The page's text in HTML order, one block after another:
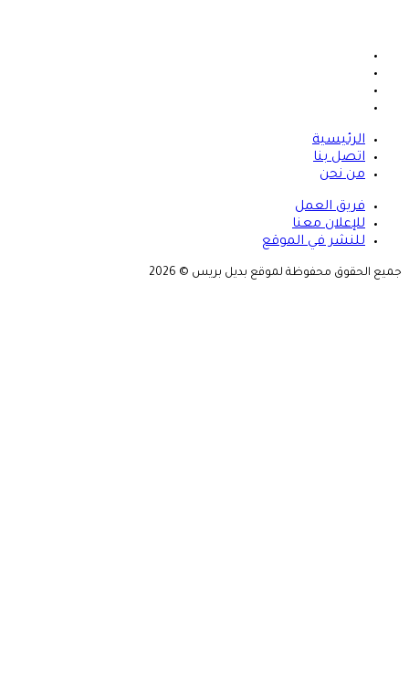
الرئيسية
اتصل بنا
من نحن
فريق العمل
للإعلان معنا
للنشر في الموقع
جميع الحقوق محفوظة لموقع بديل بريس © 2026